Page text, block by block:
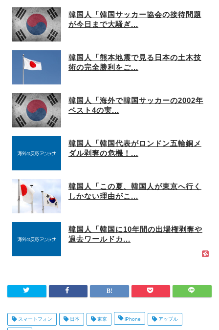
韓国人「韓国サッカー協会の接待問題
が今日まで大騒ぎ...
韓国人「熊本地震で見る日本の土木技
術の完全勝利をご...
韓国人「海外で韓国サッカーの2002年
ベスト4の実...
韓国人「韓国代表がロンドン五輪銅メ
ダル剥奪の危機！...
韓国人「この夏、韓国人が東京へ行く
しかない理由がこ...
韓国人「韓国に10年間の出場権剥奪や
過去ワールドカ...
スマートフォン 日本 東京 iPhone アップル